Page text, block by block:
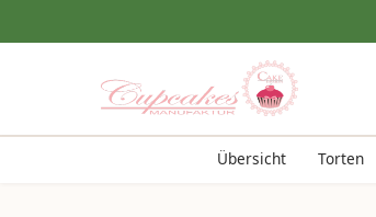
Übersicht Torten